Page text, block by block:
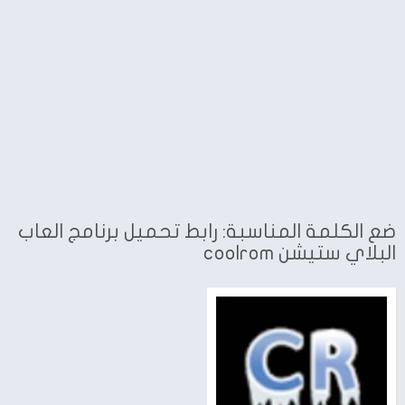
ضع الكلمة المناسبة: رابط تحميل برنامج العاب
البلاي ستيشن coolrom